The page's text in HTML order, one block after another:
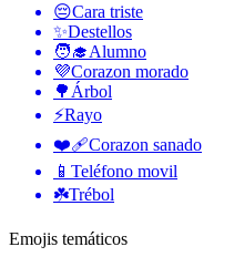
😔Cara triste
✨Destellos
🧑‍🎓Alumno
💜Corazon morado
🌳 Árbol
⚡Rayo
❤️‍🩹Corazon sanado
📱 Teléfono movil
☘️Trébol
Emojis temáticos